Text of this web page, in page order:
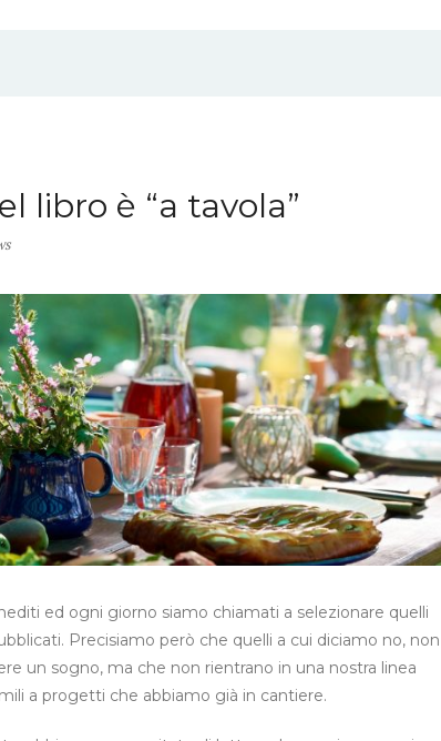
libro è “a tavola”
ed ogni giorno siamo chiamati a selezionare quelli
Precisiamo però che quelli a cui diciamo no, non
un sogno, ma che non rientrano in una nostra linea
a progetti che abbiamo già in cantiere.